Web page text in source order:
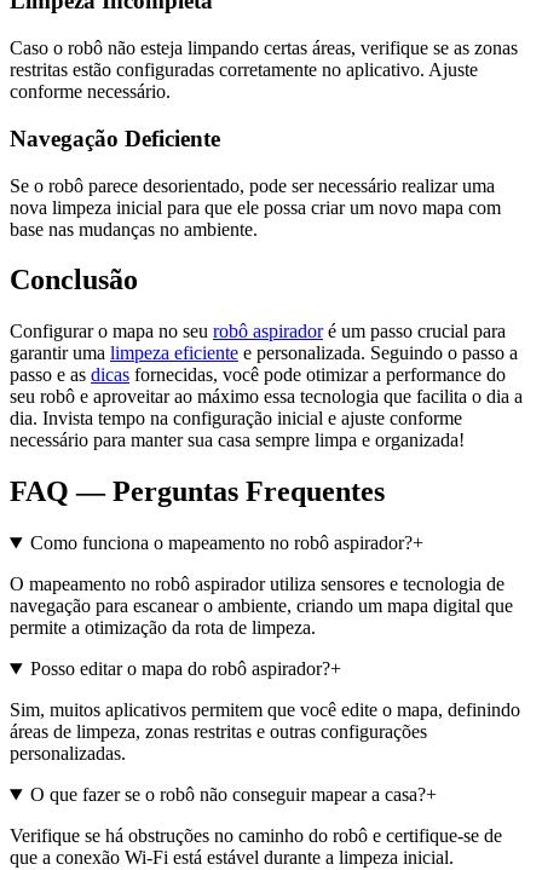
Caso o robô não esteja limpando certas áreas, verifique se as zonas
restritas estão configuradas corretamente no aplicativo. Ajuste
conforme necessário.
Navegação Deficiente
Se o robô parece desorientado, pode ser necessário realizar uma
nova limpeza inicial para que ele possa criar um novo mapa com
base nas mudanças no ambiente.
Conclusão
Configurar o mapa no seu robô aspiradoré um passo crucial para
garantir uma limpeza eficiente e personalizada. Seguindo o passo a
passo e as dicas fornecidas, você pode otimizar a performance do
seu robô e aproveitar ao máximo essa tecnologia que facilita o dia a
dia. Invista tempo na configuração inicial e ajuste conforme
necessário para manter sua casa sempre limpa e organizada!
FAQ — Perguntas Frequentes
Como funciona o mapeamento no robô aspirador?+
O mapeamento no robô aspirador utiliza sensores e tecnologia de
navegação para escanear o ambiente, criando um mapa digital que
permite a otimização da rota de limpeza.
Posso editar o mapa do robô aspirador?+
Sim, muitos aplicativos permitem que você edite o mapa, definindo
áreas de limpeza, zonas restritas e outras configurações
personalizadas.
O que fazer se o robô não conseguir mapear a casa?+
Verifique se há obstruções no caminho do robô e certifique-se de
que a conexão Wi-Fi está estável durante a limpeza inicial.